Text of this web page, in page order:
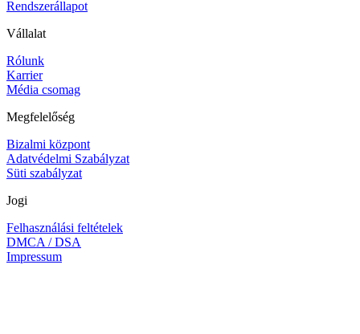
Rendszerállapot
Vállalat
Rólunk
Karrier
Média csomag
Megfelelőség
Bizalmi központ
Adatvédelmi Szabályzat
Süti szabályzat
Jogi
Felhasználási feltételek
DMCA / DSA
Impressum